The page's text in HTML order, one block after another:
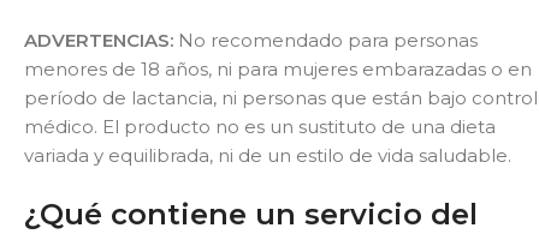
ADVERTENCIAS: No recomendado para personas
menores de 18 años, ni para mujeres embarazadas o en
período de lactancia, ni personas que están bajo control
médico. El producto no es un sustituto de una dieta
variada y equilibrada, ni de un estilo de vida saludable.
¿Qué contiene un servicio del